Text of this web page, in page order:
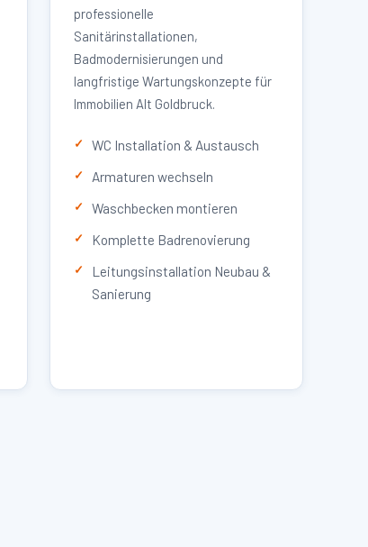
professionelle
Sanitärinstallationen,
Badmodernisierungen und
langfristige Wartungskonzepte für
Immobilien Alt Goldbruck.
WC Installation & Austausch
Armaturen wechseln
Waschbecken montieren
Komplette Badrenovierung
Leitungsinstallation Neubau &
Sanierung